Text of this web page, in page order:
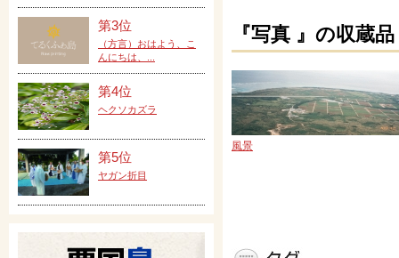
『写真 』の収蔵品
風景
第3位
（方言）おはよう、こ
んにちは、...
第4位
ヘクソカズラ
第5位
ヤガン折目